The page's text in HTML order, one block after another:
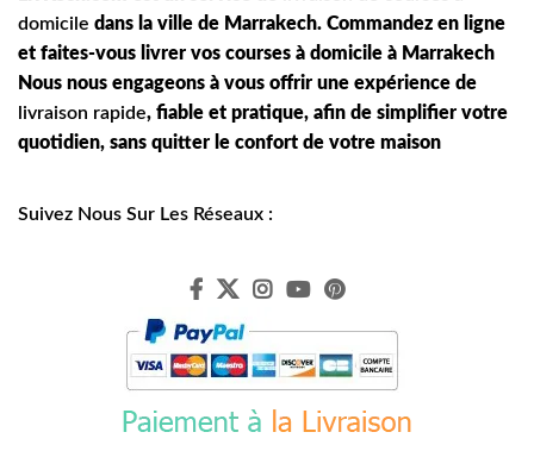
domicile dans la ville de Marrakech. Commandez en ligne
et faites-vous livrer vos courses à domicile à Marrakech
Nous nous engageons à vous offrir une expérience de
livraison rapide, fiable et pratique, afin de simplifier votre
quotidien, sans quitter le confort de votre maison
Suivez Nous Sur Les Réseaux :